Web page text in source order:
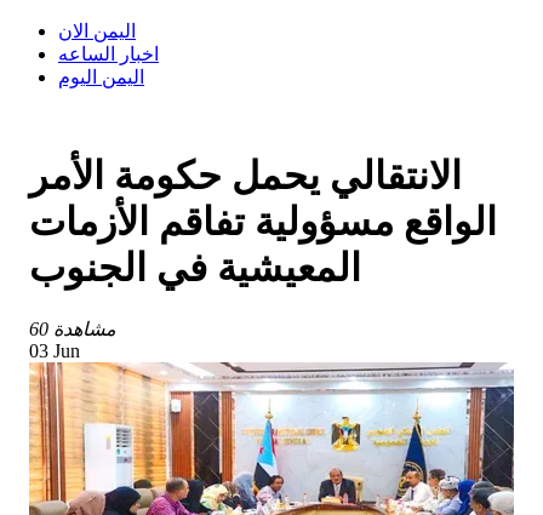
اليمن الان
اخبار الساعه
اليمن اليوم
الانتقالي يحمل حكومة الأمر
الواقع مسؤولية تفاقم الأزمات
المعيشية في الجنوب
60 مشاهدة
03 Jun